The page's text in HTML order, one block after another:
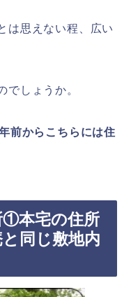
は思えない程、広い
でしょうか。
前からこちらには住
①本宅の住所
同じ敷地内